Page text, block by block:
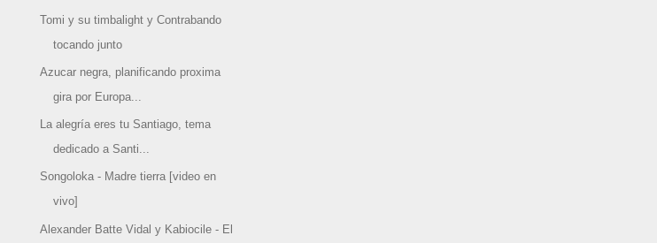
Tomi y su timbalight y Contrabando
tocando junto
Azucar negra, planificando proxima
gira por Europa...
La alegría eres tu Santiago, tema
dedicado a Santi...
Songoloka - Madre tierra [video en
vivo]
Alexander Batte Vidal y Kabiocile - El